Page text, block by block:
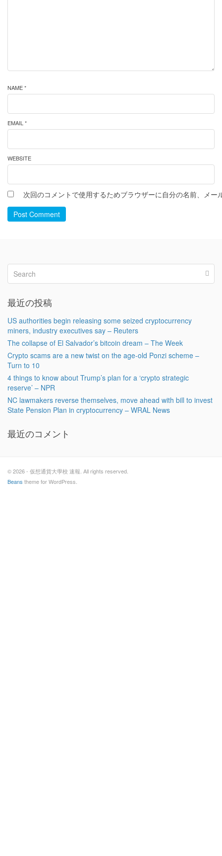
NAME *
EMAIL *
WEBSITE
次回のコメントで使用するためブラウザーに自分の名前、メー
Post Comment
最近の投稿
US authorities begin releasing some seized cryptocurrency
miners, industry executives say – Reuters
The collapse of El Salvador’s bitcoin dream – The Week
Crypto scams are a new twist on the age-old Ponzi scheme –
Turn to 10
4 things to know about Trump’s plan for a ‘crypto strategic
reserve’ – NPR
NC lawmakers reverse themselves, move ahead with bill to invest
State Pension Plan in cryptocurrency – WRAL News
最近のコメント
© 2026 - 仮想通貨大學校 速報. All rights reserved.
Beans theme for WordPress.